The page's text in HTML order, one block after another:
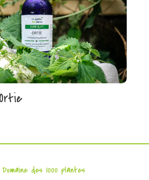
des 1000 plantes